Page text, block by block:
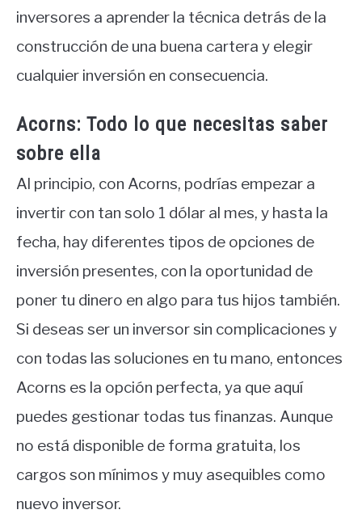
inversores a aprender la técnica detrás de la
construcción de una buena cartera y elegir
cualquier inversión en consecuencia.
Acorns: Todo lo que necesitas saber
sobre ella
Al principio, con Acorns, podrías empezar a
invertir con tan solo 1 dólar al mes, y hasta la
fecha, hay diferentes tipos de opciones de
inversión presentes, con la oportunidad de
poner tu dinero en algo para tus hijos también.
Si deseas ser un inversor sin complicaciones y
con todas las soluciones en tu mano, entonces
Acorns es la opción perfecta, ya que aquí
puedes gestionar todas tus finanzas. Aunque
no está disponible de forma gratuita, los
cargos son mínimos y muy asequibles como
nuevo inversor.